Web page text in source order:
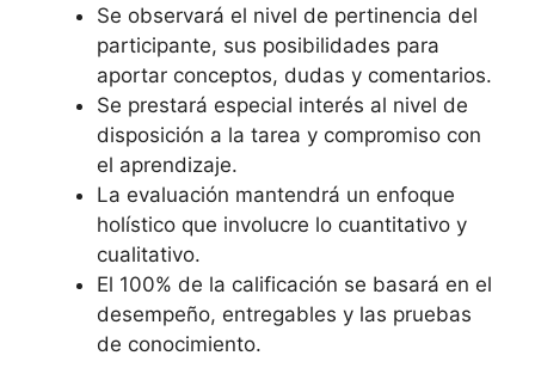
Se observará el nivel de pertinencia del
participante, sus posibilidades para
aportar conceptos, dudas y comentarios.
Se prestará especial interés al nivel de
disposición a la tarea y compromiso con
el aprendizaje.
La evaluación mantendrá un enfoque
holístico que involucre lo cuantitativo y
cualitativo.
El 100% de la calificación se basará en el
desempeño, entregables y las pruebas
de conocimiento.